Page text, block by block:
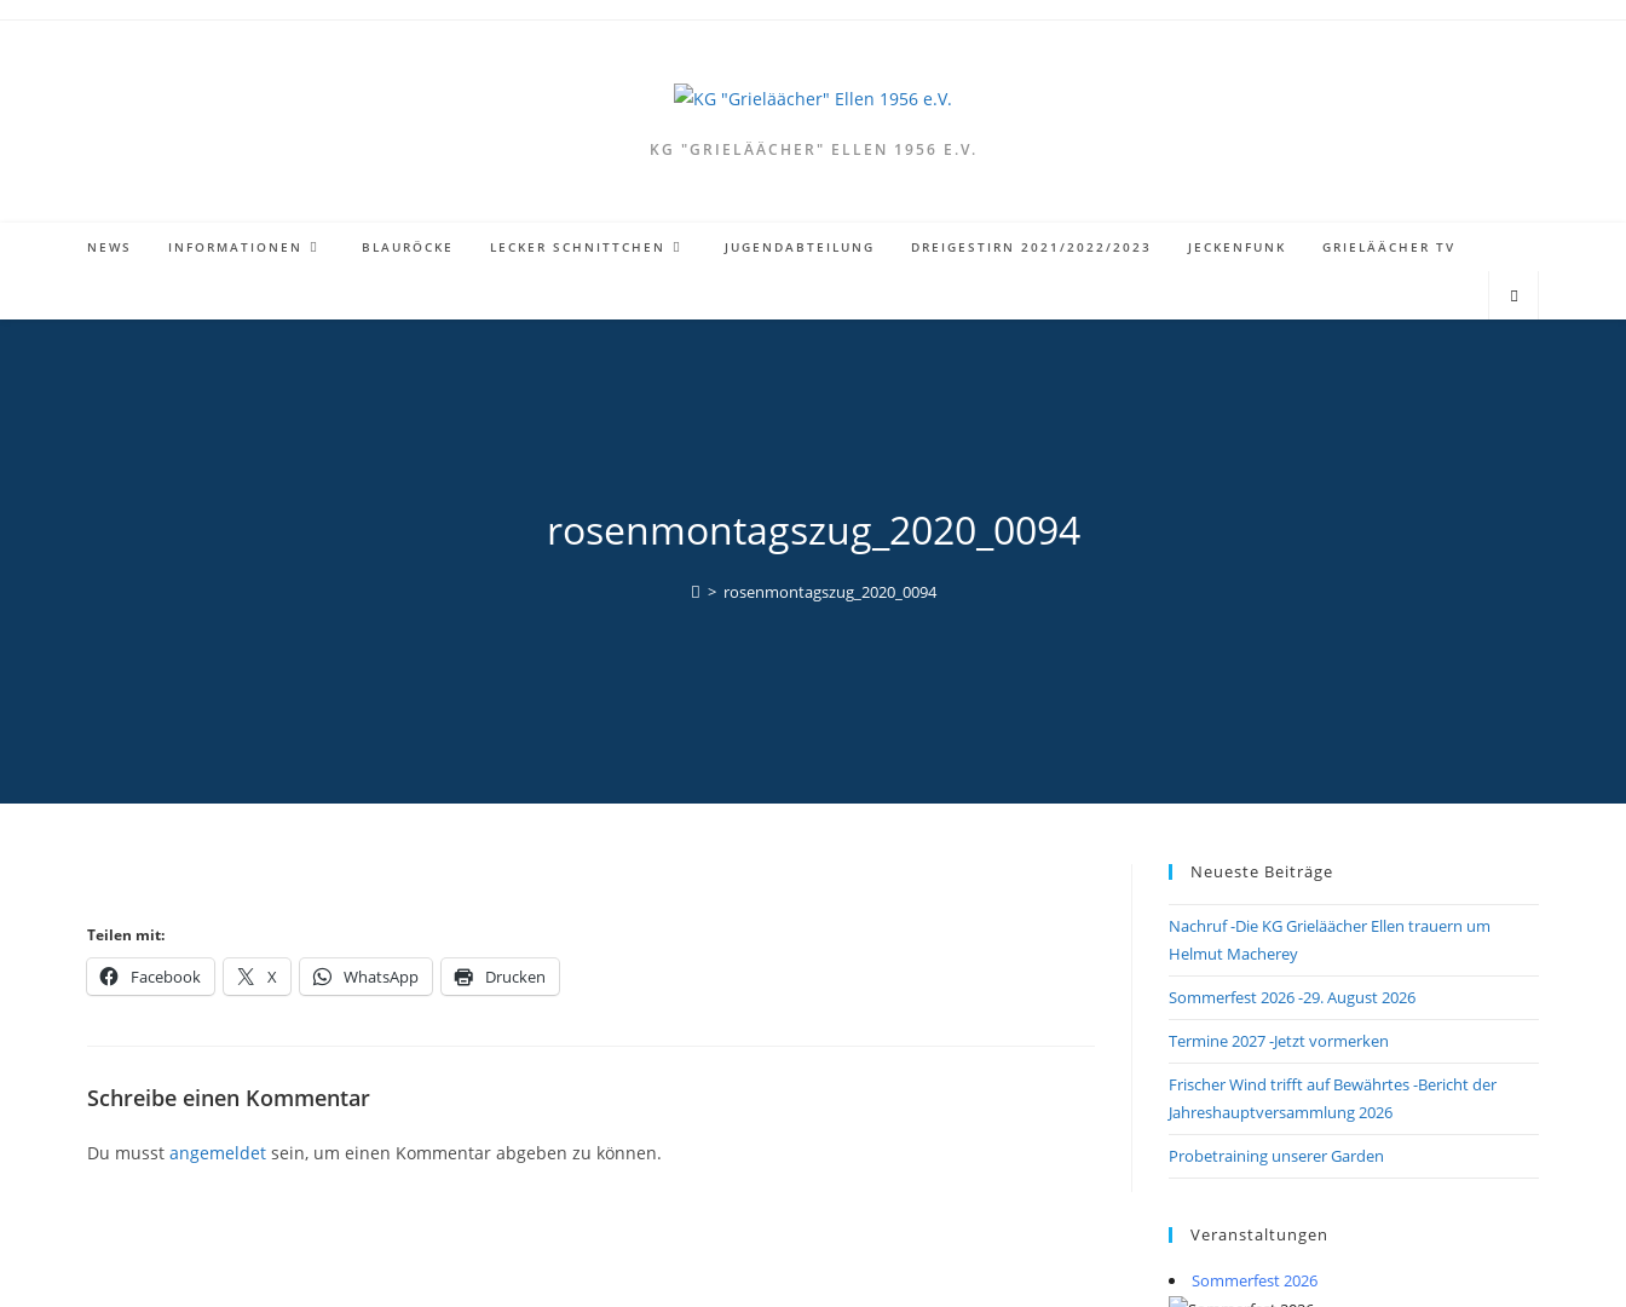
KG "GRIELÄÄCHER" ELLEN 1956 E.V.
NEWS INFORMATIONEN BLAURÖCKE LECKER SCHNITTCHEN JUGENDABTEILUNG DREIGESTIRN 2021/2022/2023 JECKENFUNK GRIELÄÄCHER TV
rosenmontagszug_2020_0094
> rosenmontagszug_2020_0094
Teilen mit:
Facebook X WhatsApp Drucken
Schreibe einen Kommentar
Du musst angemeldet sein, um einen Kommentar abgeben zu können.
Neueste Beiträge
Nachruf -Die KG Grieläächer Ellen trauern um
Helmut Macherey
Sommerfest 2026 -29. August 2026
Termine 2027 -Jetzt vormerken
Frischer Wind trifft auf Bewährtes -Bericht der
Jahreshauptversammlung 2026
Probetraining unserer Garden
Veranstaltungen
Sommerfest 2026